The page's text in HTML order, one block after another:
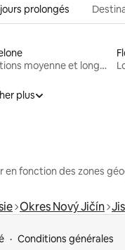
prolongés
Locations moyenne et longue durée
plus
en fonction des zones
Okres Nový Jičín
Conditions générales